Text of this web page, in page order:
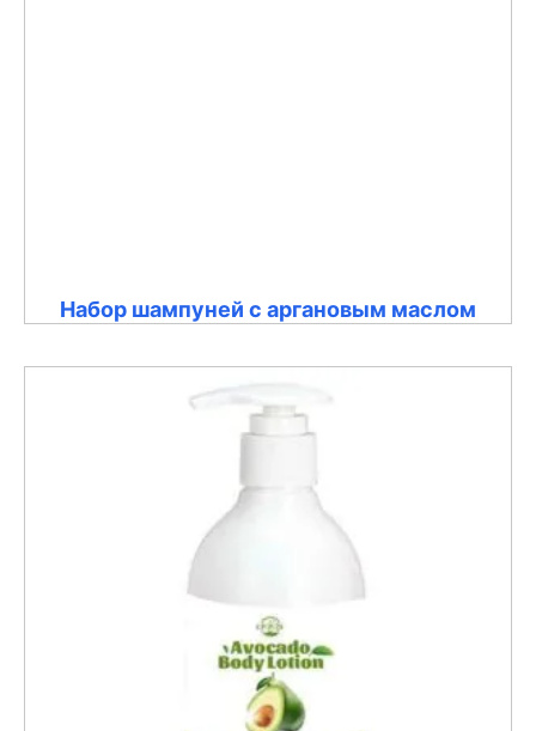
Набор шампуней с аргановым маслом